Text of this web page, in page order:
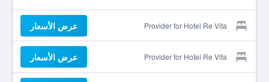
Provider for Hotel Re Vita عرض الأسعار
Provider for Hotel Re Vita عرض الأسعار